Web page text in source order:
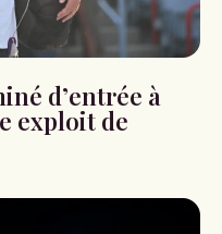
d’entrée à
exploit de